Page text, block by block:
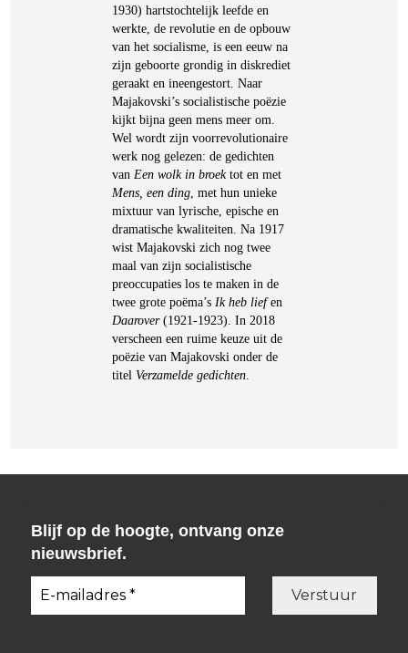
1930) hartstochtelijk leefde en
werkte, de revolutie en de opbouw
van het socialisme, is een eeuw na
zijn geboorte grondig in diskrediet
geraakt en ineengestort. Naar
Majakovski’s socialistische poëzie
kijkt bijna geen mens meer om.
Wel wordt zijn voorrevolutionaire
werk nog gelezen: de gedichten
van Een wolk in broektot en met
Mens, een ding , met hun unieke
mixtuur van lyrische, epische en
dramatische kwaliteiten. Na 1917
wist Majakovski zich nog twee
maal van zijn socialistische
preoccupaties los te maken in de
twee grote poëma’s Ik heb liefen
Daarover(1921-1923). In 2018
verscheen een ruime keuze uit de
poëzie van Majakovski onder de
titel Verzamelde gedichten
Blijf op de hoogte, ontvang onze
nieuwsbrief.